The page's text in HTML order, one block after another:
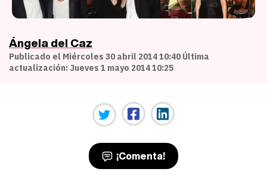
Ángela del Caz
Publicado el Miércoles 30 abril 2014 10:40 Última
actualización: Jueves 1 mayo 2014 10:25
¡Comenta!